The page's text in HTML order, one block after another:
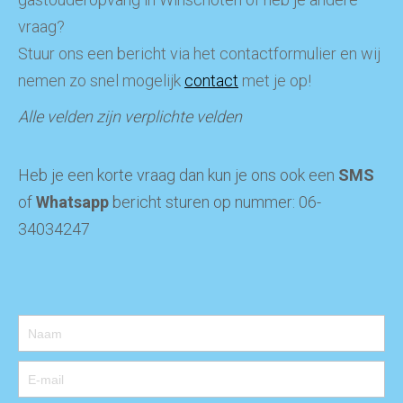
vraag?
Stuur ons een bericht via het contactformulier en wij
nemen zo snel mogelijk contact met je op!
Alle velden zijn verplichte velden
Heb je een korte vraag dan kun je ons ook een SMS
ofWhatsapp bericht sturen op nummer: 06-
34034247
Contact